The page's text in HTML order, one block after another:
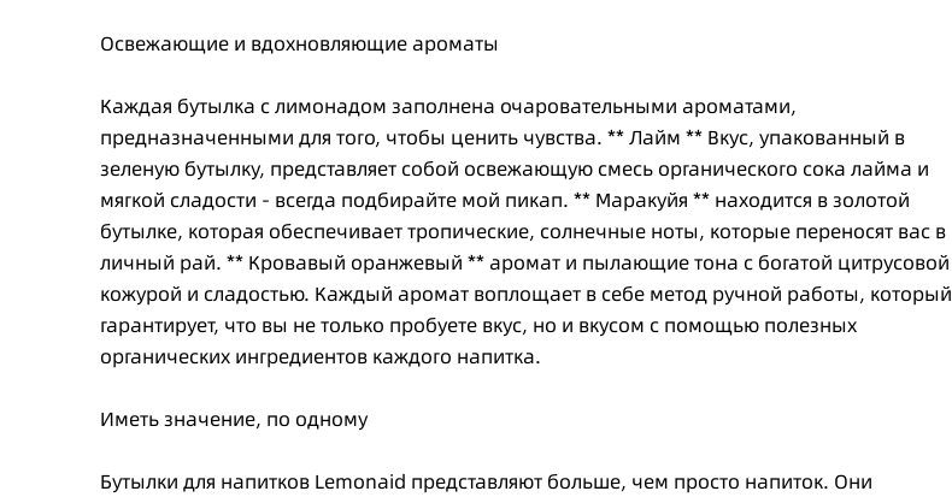
Освежающие и вдохновляющие ароматы
Каждая бутылка с лимонадом заполнена очаровательными ароматами,
предназначенными для того, чтобы ценить чувства. ** Лайм ** Вкус, упакованный в
зеленую бутылку, представляет собой освежающую смесь органического сока лайма и
мягкой сладости - всегда подбирайте мой пикап. ** Маракуйя ** находится в золотой
бутылке, которая обеспечивает тропические, солнечные ноты, которые переносят вас в
личный рай. ** Кровавый оранжевый ** аромат и пылающие тона с богатой цитрусовой
кожурой и сладостью. Каждый аромат воплощает в себе метод ручной работы, который
гарантирует, что вы не только пробуете вкус, но и вкусом с помощью полезных
органических ингредиентов каждого напитка.
Иметь значение, по одному
Бутылки для напитков Lemonaid представляют больше, чем просто напиток. Они